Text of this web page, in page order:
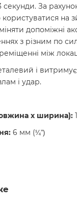
За
на
допоміжні
з різним по
між
і витримує
і удар.
х ширина):
6 мм (¼”)